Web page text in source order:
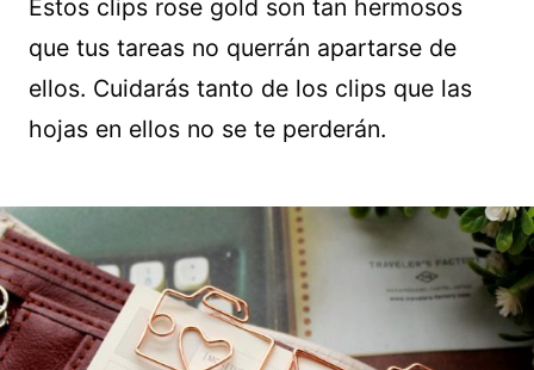
Estos clips rose gold son tan hermosos
que tus tareas no querrán apartarse de
ellos. Cuidarás tanto de los clips que las
hojas en ellos no se te perderán.